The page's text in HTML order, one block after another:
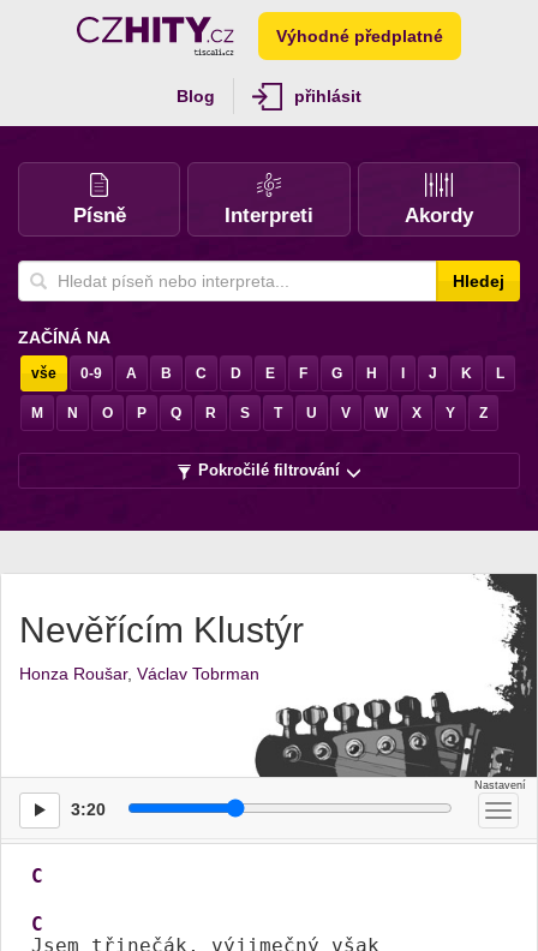
Výhodné předplatné
Blog přihlásit
Písně Interpreti Akordy
Hledej
ZAČÍNÁ NA
vše 0-9 A B C D E F G H J K L
M N O P Q R S T U V W X Y Z
Pokročilé filtrování
Nevěřícím Klustýr
Honza Roušar, Václav Tobrman
3:20
C
C